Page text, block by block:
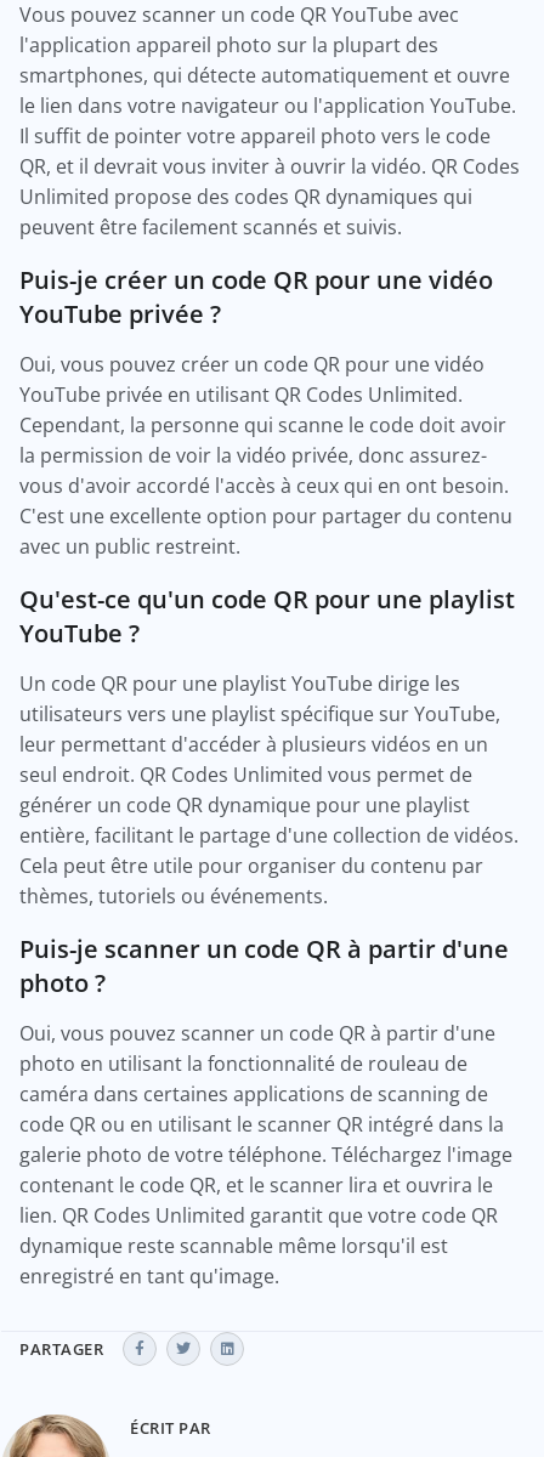
Vous pouvez scanner un code QR YouTube avec
l'application appareil photo sur la plupart des
smartphones, qui détecte automatiquement et ouvre
le lien dans votre navigateur ou l'application YouTube.
Il suffit de pointer votre appareil photo vers le code
QR, et il devrait vous inviter à ouvrir la vidéo. QR Codes
Unlimited propose des codes QR dynamiques qui
peuvent être facilement scannés et suivis.
Puis-je créer un code QR pour une vidéo
YouTube privée ?
Oui, vous pouvez créer un code QR pour une vidéo
YouTube privée en utilisant QR Codes Unlimited.
Cependant, la personne qui scanne le code doit avoir
la permission de voir la vidéo privée, donc assurez-
vous d'avoir accordé l'accès à ceux qui en ont besoin.
C'est une excellente option pour partager du contenu
avec un public restreint.
Qu'est-ce qu'un code QR pour une playlist
YouTube ?
Un code QR pour une playlist YouTube dirige les
utilisateurs vers une playlist spécifique sur YouTube,
leur permettant d'accéder à plusieurs vidéos en un
seul endroit. QR Codes Unlimited vous permet de
générer un code QR dynamique pour une playlist
entière, facilitant le partage d'une collection de vidéos.
Cela peut être utile pour organiser du contenu par
thèmes, tutoriels ou événements.
Puis-je scanner un code QR à partir d'une
photo ?
Oui, vous pouvez scanner un code QR à partir d'une
photo en utilisant la fonctionnalité de rouleau de
caméra dans certaines applications de scanning de
code QR ou en utilisant le scanner QR intégré dans la
galerie photo de votre téléphone. Téléchargez l'image
contenant le code QR, et le scanner lira et ouvrira le
lien. QR Codes Unlimited garantit que votre code QR
dynamique reste scannable même lorsqu'il est
enregistré en tant qu'image.
PARTAGER
ÉCRIT PAR